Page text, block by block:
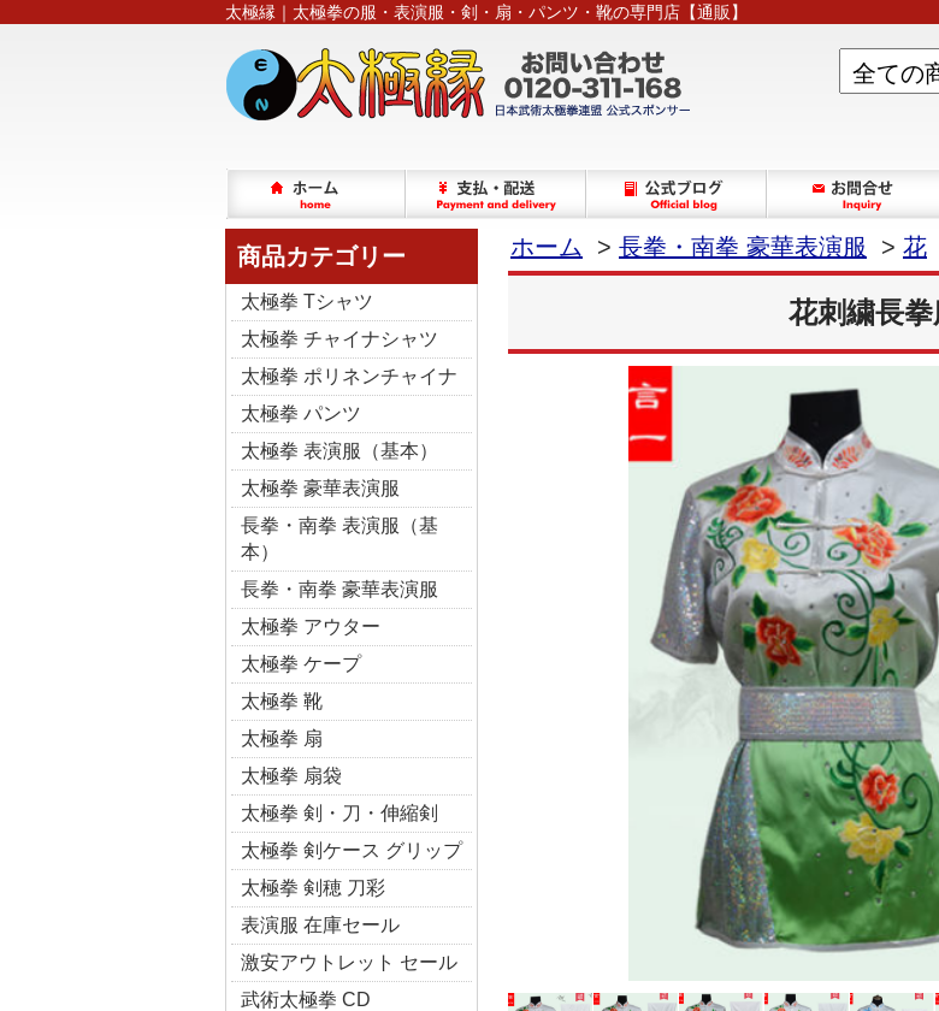
太極縁｜太極拳の服・表演服・剣・扇・パンツ・靴の専門店【通販】
商品カテゴリー
太極拳 Tシャツ
太極拳 チャイナシャツ
太極拳 ポリネンチャイナ
太極拳 パンツ
太極拳 表演服（基本）
太極拳 豪華表演服
長拳・南拳 表演服（基
本）
長拳・南拳 豪華表演服
太極拳 アウター
太極拳 ケープ
太極拳 靴
太極拳 扇
太極拳 扇袋
太極拳 剣・刀・伸縮剣
太極拳 剣ケース グリップ
太極拳 剣穂 刀彩
表演服 在庫セール
激安アウトレット セール
武術太極拳 CD
ホーム > 長拳・南拳 豪華表演服 > 花
花刺繍長拳